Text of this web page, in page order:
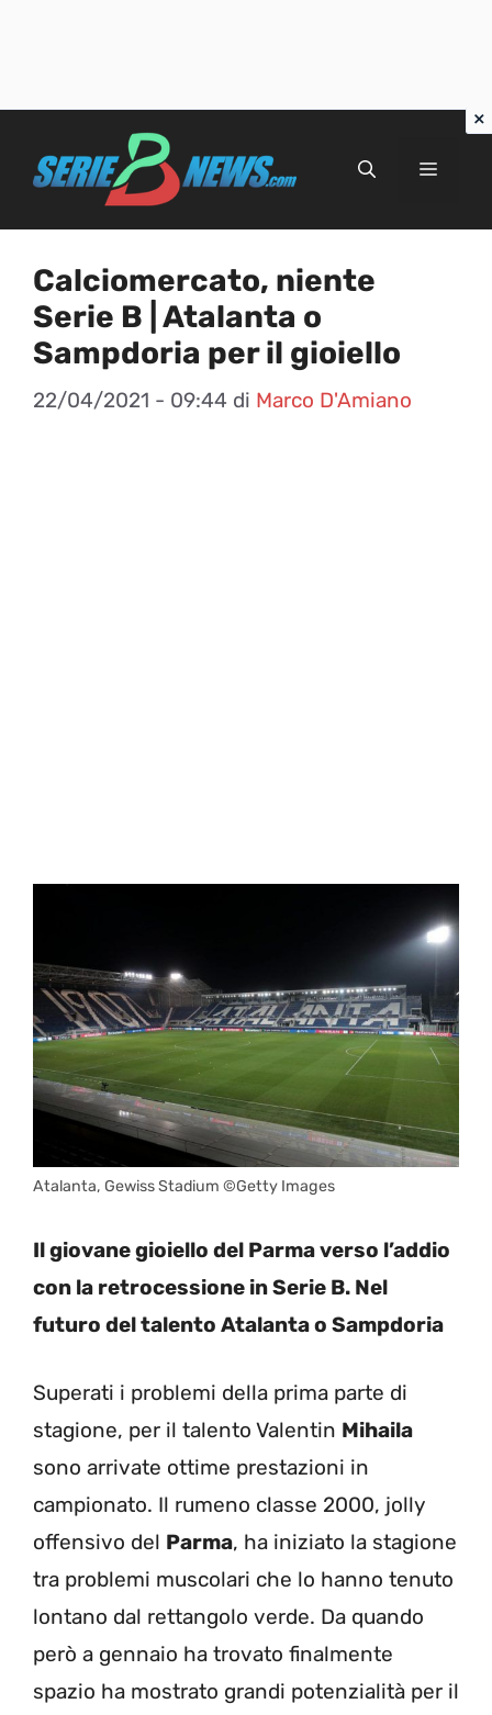
Menu
Calciomercato, niente
Serie B | Atalanta o
Sampdoria per il gioiello
22/04/2021 - 09:44 di Marco D'Amiano
Atalanta, Gewiss Stadium ©Getty Images
Il giovane gioiello del Parma verso l’addio
con la retrocessione in Serie B. Nel
futuro del talento Atalanta o Sampdoria
Superati i problemi della prima parte di
stagione, per il talento Valentin Mihaila
sono arrivate ottime prestazioni in
campionato. Il rumeno classe 2000, jolly
offensivo del Parma, ha iniziato la stagione
tra problemi muscolari che lo hanno tenuto
lontano dal rettangolo verde. Da quando
però a gennaio ha trovato finalmente
spazio ha mostrato grandi potenzialità per il